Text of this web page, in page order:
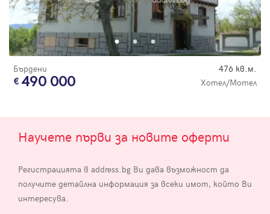
Бърдени 476 кв.м.
490 000 Хотел/Мотел
Научете първи за новите оферти
Регистрацията в address.bg Ви дава възможност да
получите детайлна информация за всеки имот, който Ви
интересува.